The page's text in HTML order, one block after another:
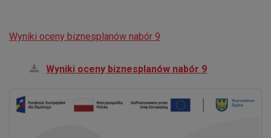
Wyniki oceny biznesplanów nabór 9
Wyniki oceny biznesplanów nabór 9